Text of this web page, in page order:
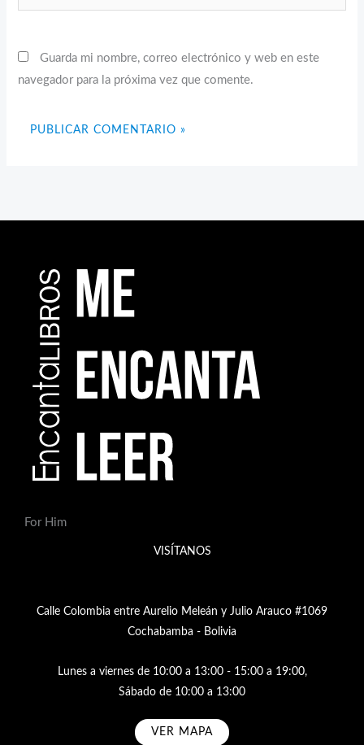
Guarda mi nombre, correo electrónico y web en este
navegador para la próxima vez que comente.
For Him
VISÍTANOS
Calle Colombia entre Aurelio Meleán y Julio Arauco #1069
Cochabamba - Bolivia
Lunes a viernes de 10:00 a 13:00 - 15:00 a 19:00,
Sábado de 10:00 a 13:00
VER MAPA